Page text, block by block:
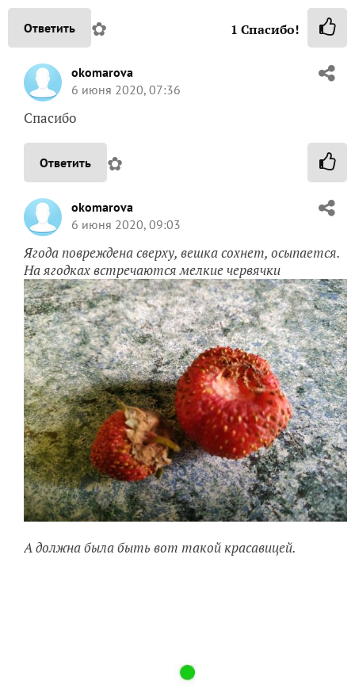
Ответить ✿ 1 Спасибо!
okomarova
6 июня 2020, 07:36
Спасибо
Ответить ✿
okomarova
6 июня 2020, 09:03
Ягода повреждена сверху, вешка сохнет, осыпается.
На ягодках встречаются мелкие червячки
А должна была быть вот такой красавицей.